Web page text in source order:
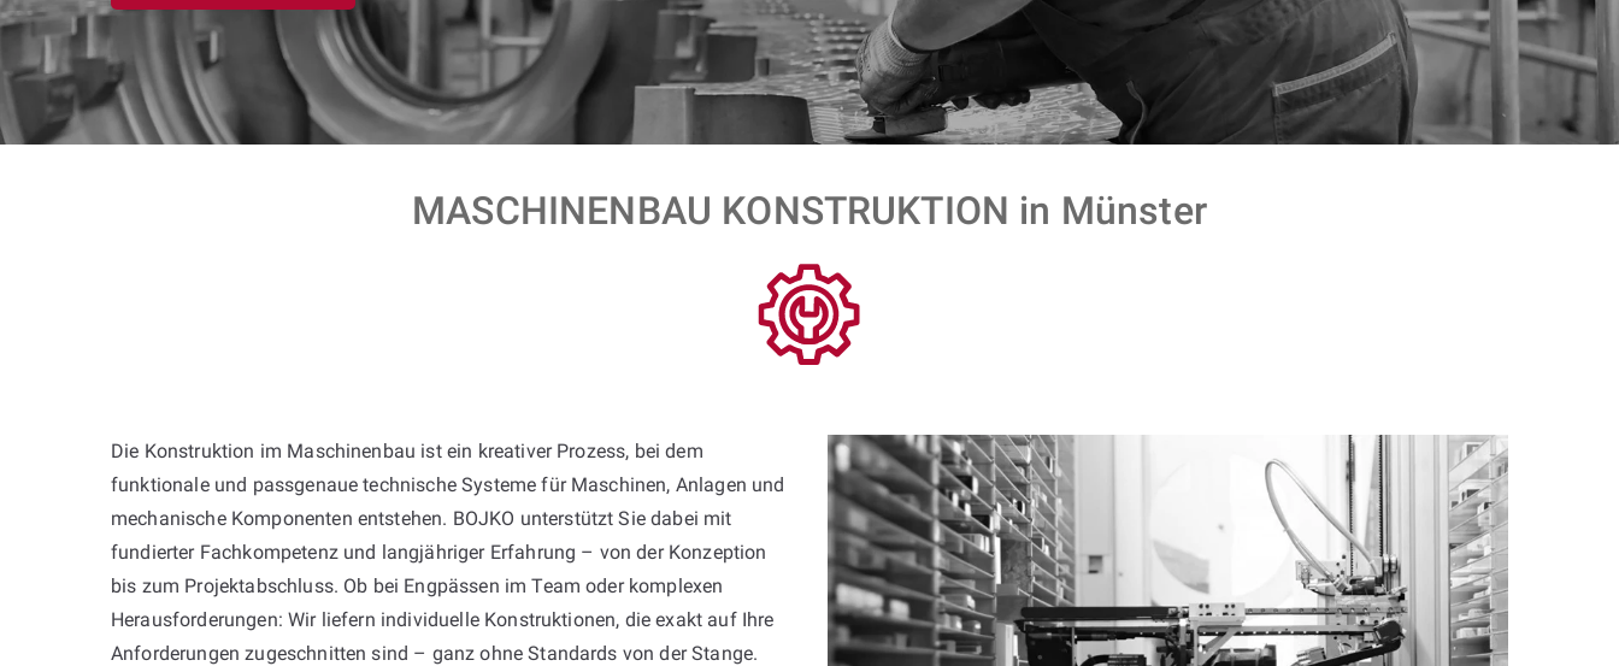
MASCHINENBAU KONSTRUKTION in Münster
Die Konstruktion im Maschinenbau ist ein kreativer Prozess, bei dem
funktionale und passgenaue technische Systeme für Maschinen, Anlagen und
mechanische Komponenten entstehen. BOJKO unterstützt Sie dabei mit
fundierter Fachkompetenz und langjähriger Erfahrung – von der Konzeption
bis zum Projektabschluss. Ob bei Engpässen im Team oder komplexen
Herausforderungen: Wir liefern individuelle Konstruktionen, die exakt auf Ihre
Anforderungen zugeschnitten sind – ganz ohne Standards von der Stange.